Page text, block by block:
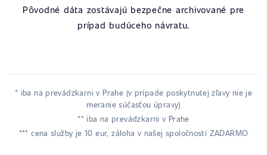
Pôvodné dáta zostávajú bezpečne archivované pre
prípad budúceho návratu.
* iba na prevádzkarni v Prahe (v prípade poskytnutej zľavy nie je
meranie súčasťou úpravy)
** iba na prevádzkarni v Prahe
*** cena služby je 10 eur, záloha v našej spoločnosti ZADARMO